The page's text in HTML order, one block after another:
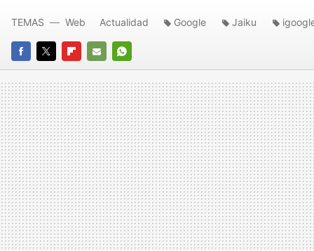
FACEBOOK
TWITTERFLIPBOARD
E-
MAIL
WHATSAPP
TEMAS Web Actualidad Google Jaiku